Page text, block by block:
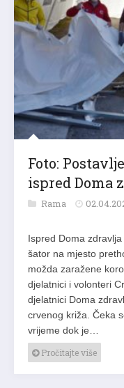
Foto:
ispred Doma
Rama
Ispred Doma
šator na mjesto
možda zaražene
djelatnici i volonteri
djelatnici Doma
crvenog križa. Čeka
vrijeme dok je…
Pročitajte više